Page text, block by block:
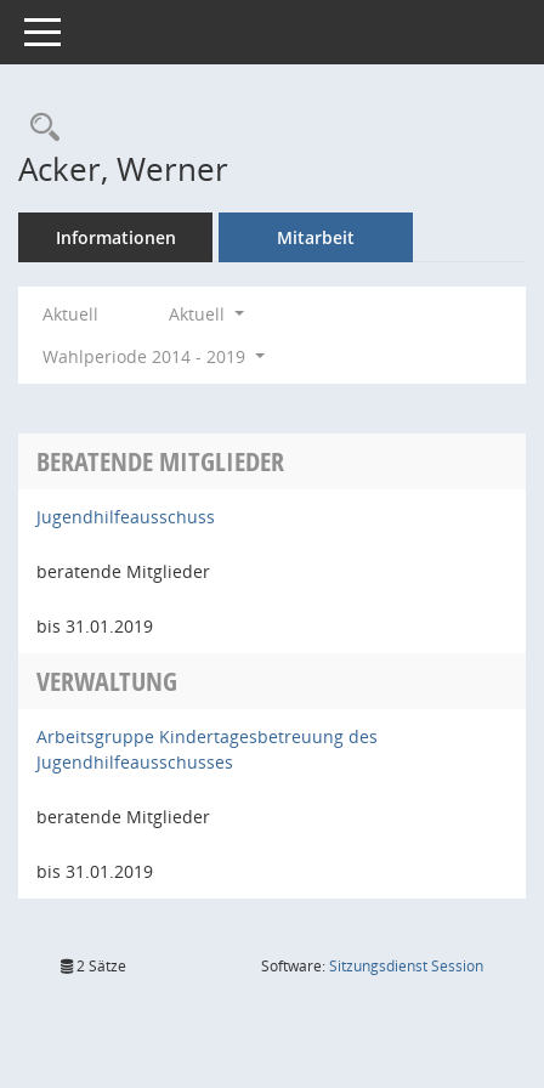
Toggle navigation
Rechercheauswahl
Acker, Werner
Informationen Mitarbeit
Aktuell
Aktuell
Wahlperiode 2014 - 2019
BERATENDE MITGLIEDER
Jugendhilfeausschuss
beratende Mitglieder
bis 31.01.2019
VERWALTUNG
Arbeitsgruppe Kindertagesbetreuung des
Jugendhilfeausschusses
beratende Mitglieder
bis 31.01.2019
2 Sätze Software:SitzungsdienstSession(Wird in